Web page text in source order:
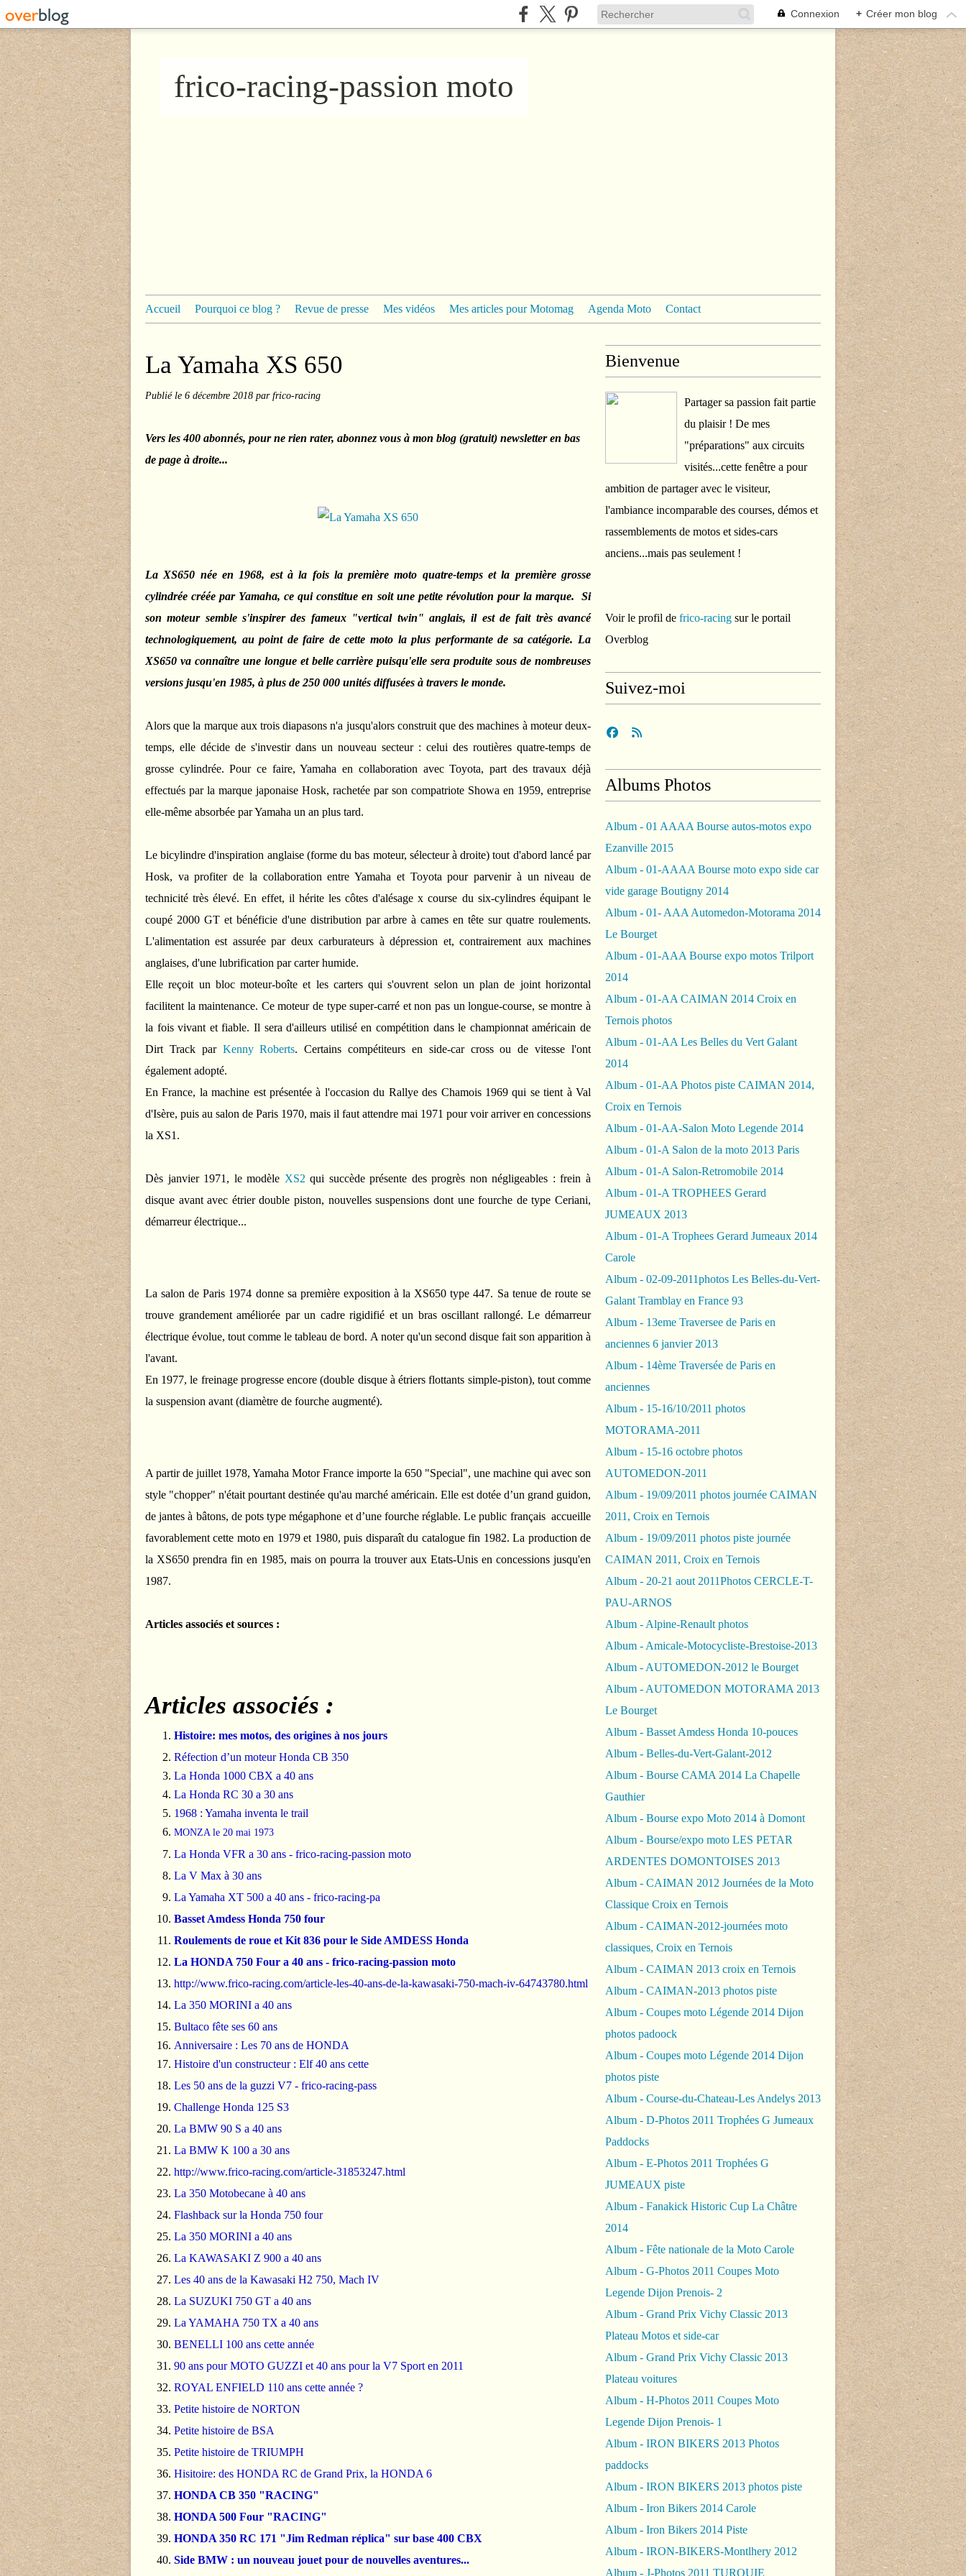
Connexion + Créer mon blog
frico-racing-passion moto
Accueil Pourquoi ce blog ? Revue de presse Mes vidéos Mes articles pour Motomag Agenda Moto Contact
La Yamaha XS 650
Publié le 6 décembre 2018 par frico-racing
Vers les 400 abonnés, pour ne rien rater, abonnez vous à mon blog (gratuit) newsletter en bas
de page à droite...
La XS650 née en 1968, est à la fois la première moto quatre-temps et la première grosse
cylindrée créée par Yamaha, ce qui constitue en soit une petite révolution pour la marque. Si
son moteur semble s'inspirer des fameux "vertical twin" anglais, il est de fait très avancé
technologiquement, au point de faire de cette moto la plus performante de sa catégorie. La
XS650 va connaître une longue et belle carrière puisqu'elle sera produite sous de nombreuses
versions jusqu'en 1985, à plus de 250 000 unités diffusées à travers le monde.
Alors que la marque aux trois diapasons n'a jusqu'alors construit que des machines à moteur deux-
temps, elle décide de s'investir dans un nouveau secteur : celui des routières quatre-temps de
grosse cylindrée. Pour ce faire, Yamaha en collaboration avec Toyota, part des travaux déjà
effectués par la marque japonaise Hosk, rachetée par son compatriote Showa en 1959, entreprise
elle-même absorbée par Yamaha un an plus tard.
Le bicylindre d'inspiration anglaise (forme du bas moteur, sélecteur à droite) tout d'abord lancé par
Hosk, va profiter de la collaboration entre Yamaha et Toyota pour parvenir à un niveau de
technicité très élevé. En effet, il hérite les côtes d'alésage x course du six-cylindres équipant le
coupé 2000 GT et bénéficie d'une distribution par arbre à cames en tête sur quatre roulements.
L'alimentation est assurée par deux carburateurs à dépression et, contrairement aux machines
anglaises, d'une lubrification par carter humide.
Elle reçoit un bloc moteur-boîte et les carters qui s'ouvrent selon un plan de joint horizontal
facilitent la maintenance. Ce moteur de type super-carré et non pas un longue-course, se montre à
la fois vivant et fiable. Il sera d'ailleurs utilisé en compétition dans le championnat américain de
Dirt Track par Kenny Roberts. Certains compétiteurs en side-car cross ou de vitesse l'ont
également adopté.
En France, la machine est présentée à l'occasion du Rallye des Chamois 1969 qui se tient à Val
d'Isère, puis au salon de Paris 1970, mais il faut attendre mai 1971 pour voir arriver en concessions
la XS1.
Dès janvier 1971, le modèle XS2 qui succède présente des progrès non négligeables : frein à
disque avant avec étrier double piston, nouvelles suspensions dont une fourche de type Ceriani,
démarreur électrique...
La salon de Paris 1974 donne sa première exposition à la XS650 type 447. Sa tenue de route se
trouve grandement améliorée par un cadre rigidifié et un bras oscillant rallongé. Le démarreur
électrique évolue, tout comme le tableau de bord. A noter qu'un second disque fait son apparition à
l'avant.
En 1977, le freinage progresse encore (double disque à étriers flottants simple-piston), tout comme
la suspension avant (diamètre de fourche augmenté).
A partir de juillet 1978, Yamaha Motor France importe la 650 "Special", une machine qui avec son
style "chopper" n'était pourtant destinée qu'au marché américain. Elle est dotée d’un grand guidon,
de jantes à bâtons, de pots type mégaphone et d’une fourche réglable. Le public français accueille
favorablement cette moto en 1979 et 1980, puis disparaît du catalogue fin 1982. La production de
la XS650 prendra fin en 1985, mais on pourra la trouver aux Etats-Unis en concessions jusqu'en
1987.
Articles associés et sources :
Articles associés :
Histoire: mes motos, des origines à nos jours
Réfection d’un moteur Honda CB 350
La Honda 1000 CBX a 40 ans
La Honda RC 30 a 30 ans
1968 : Yamaha inventa le trail
MONZA le 20 mai 1973
La Honda VFR a 30 ans - frico-racing-passion moto
La V Max à 30 ans
La Yamaha XT 500 a 40 ans - frico-racing-pa
Basset Amdess Honda 750 four
Roulements de roue et Kit 836 pour le Side AMDESS Honda
La HONDA 750 Four a 40 ans - frico-racing-passion moto
http://www.frico-racing.com/article-les-40-ans-de-la-kawasaki-750-mach-iv-64743780.html
La 350 MORINI a 40 ans
Bultaco fête ses 60 ans
Anniversaire : Les 70 ans de HONDA
Histoire d'un constructeur : Elf 40 ans cette
Les 50 ans de la guzzi V7 - frico-racing-pass
Challenge Honda 125 S3
La BMW 90 S a 40 ans
La BMW K 100 a 30 ans
http://www.frico-racing.com/article-31853247.html
La 350 Motobecane à 40 ans
Flashback sur la Honda 750 four
La 350 MORINI a 40 ans
La KAWASAKI Z 900 a 40 ans
Les 40 ans de la Kawasaki H2 750, Mach IV
La SUZUKI 750 GT a 40 ans
La YAMAHA 750 TX a 40 ans
BENELLI 100 ans cette année
90 ans pour MOTO GUZZI et 40 ans pour la V7 Sport en 2011
ROYAL ENFIELD 110 ans cette année ?
Petite histoire de NORTON
Petite histoire de BSA
Petite histoire de TRIUMPH
Hisitoire: des HONDA RC de Grand Prix, la HONDA 6
HONDA CB 350 "RACING"
HONDA 500 Four "RACING"
HONDA 350 RC 171 "Jim Redman réplica" sur base 400 CBX
Side BMW : un nouveau jouet pour de nouvelles aventures...
Bienvenue
Partager sa passion fait partie
du plaisir ! De mes
"préparations" aux circuits
visités...cette fenêtre a pour
ambition de partager avec le visiteur,
l'ambiance incomparable des courses, démos et
rassemblements de motos et sides-cars
anciens...mais pas seulement !
Voir le profil de frico-racing sur le portail
Overblog
Suivez-moi
Albums Photos
Album - 01 AAAA Bourse autos-motos expo
Ezanville 2015
Album - 01-AAAA Bourse moto expo side car
vide garage Boutigny 2014
Album - 01- AAA Automedon-Motorama 2014
Le Bourget
Album - 01-AAA Bourse expo motos Trilport
2014
Album - 01-AA CAIMAN 2014 Croix en
Ternois photos
Album - 01-AA Les Belles du Vert Galant
2014
Album - 01-AA Photos piste CAIMAN 2014,
Croix en Ternois
Album - 01-AA-Salon Moto Legende 2014
Album - 01-A Salon de la moto 2013 Paris
Album - 01-A Salon-Retromobile 2014
Album - 01-A TROPHEES Gerard
JUMEAUX 2013
Album - 01-A Trophees Gerard Jumeaux 2014
Carole
Album - 02-09-2011photos Les Belles-du-Vert-
Galant Tramblay en France 93
Album - 13eme Traversee de Paris en
anciennes 6 janvier 2013
Album - 14ème Traversée de Paris en
anciennes
Album - 15-16/10/2011 photos
MOTORAMA-2011
Album - 15-16 octobre photos
AUTOMEDON-2011
Album - 19/09/2011 photos journée CAIMAN
2011, Croix en Ternois
Album - 19/09/2011 photos piste journée
CAIMAN 2011, Croix en Ternois
Album - 20-21 aout 2011Photos CERCLE-T-
PAU-ARNOS
Album - Alpine-Renault photos
Album - Amicale-Motocycliste-Brestoise-2013
Album - AUTOMEDON-2012 le Bourget
Album - AUTOMEDON MOTORAMA 2013
Le Bourget
Album - Basset Amdess Honda 10-pouces
Album - Belles-du-Vert-Galant-2012
Album - Bourse CAMA 2014 La Chapelle
Gauthier
Album - Bourse expo Moto 2014 à Domont
Album - Bourse/expo moto LES PETAR
ARDENTES DOMONTOISES 2013
Album - CAIMAN 2012 Journées de la Moto
Classique Croix en Ternois
Album - CAIMAN-2012-journées moto
classiques, Croix en Ternois
Album - CAIMAN 2013 croix en Ternois
Album - CAIMAN-2013 photos piste
Album - Coupes moto Légende 2014 Dijon
photos padoock
Album - Coupes moto Légende 2014 Dijon
photos piste
Album - Course-du-Chateau-Les Andelys 2013
Album - D-Photos 2011 Trophées G Jumeaux
Paddocks
Album - E-Photos 2011 Trophées G
JUMEAUX piste
Album - Fanakick Historic Cup La Châtre
2014
Album - Fête nationale de la Moto Carole
Album - G-Photos 2011 Coupes Moto
Legende Dijon Prenois- 2
Album - Grand Prix Vichy Classic 2013
Plateau Motos et side-car
Album - Grand Prix Vichy Classic 2013
Plateau voitures
Album - H-Photos 2011 Coupes Moto
Legende Dijon Prenois- 1
Album - IRON BIKERS 2013 Photos
paddocks
Album - IRON BIKERS 2013 photos piste
Album - Iron Bikers 2014 Carole
Album - Iron Bikers 2014 Piste
Album - IRON-BIKERS-Montlhery 2012
Album - J-Photos 2011 TURQUIE